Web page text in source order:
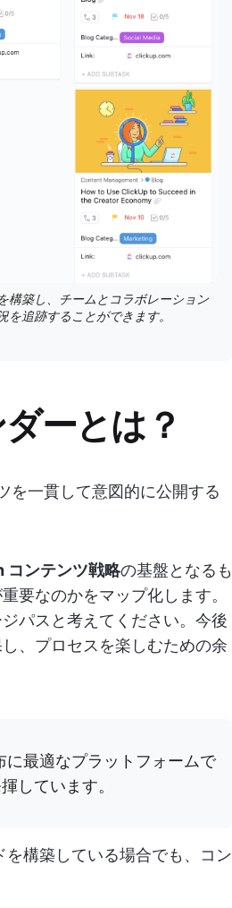
構築し、チームとコラボレーション
追跡することができます。
ーとは？
を一貫して意図的に公開する
コンテンツ戦略の基盤となるも
要なのかをマップ化します。
パスと考えてください。今後
、プロセスを楽しむための余
最適なプラットフォームで
しています。
構築している場合でも、コン